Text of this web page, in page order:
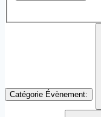
Catégorie Évènement: